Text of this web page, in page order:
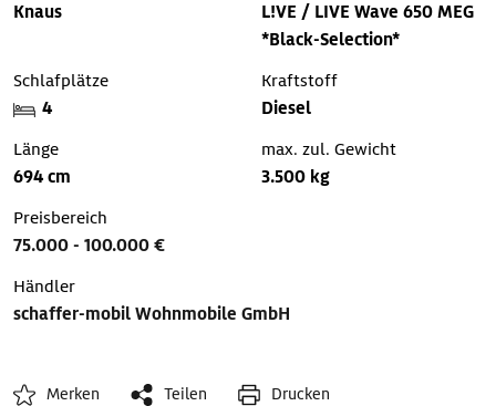
Knaus
L!VE / LIVE Wave 650 MEG
*Black-Selection*
Schlafplätze
4
Kraftstoff
Diesel
Länge
694 cm
max. zul. Gewicht
3.500 kg
Preisbereich
75.000 - 100.000 €
Händler
schaffer-mobil Wohnmobile GmbH
Merken Teilen Drucken